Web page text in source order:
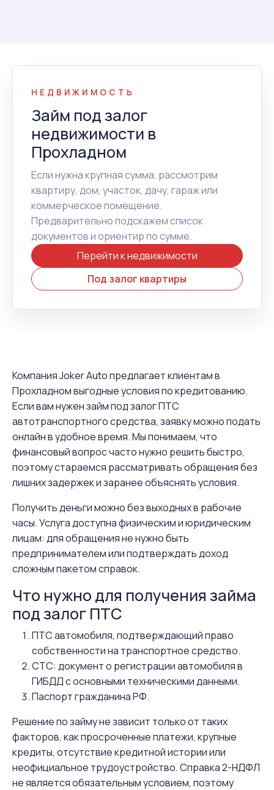
НЕДВИЖИМОСТЬ
Займ под залог
недвижимости в
Прохладном
Если нужна крупная сумма, рассмотрим
квартиру, дом, участок, дачу, гараж или
коммерческое помещение.
Предварительно подскажем список
документов и ориентир по сумме.
Перейти к недвижимости
Под залог квартиры
Компания Joker Auto предлагает клиентам в
Прохладном выгодные условия по кредитованию.
Если вам нужен займ под залог ПТС
автотранспортного средства, заявку можно подать
онлайн в удобное время. Мы понимаем, что
финансовый вопрос часто нужно решить быстро,
поэтому стараемся рассматривать обращения без
лишних задержек и заранее объяснять условия.
Получить деньги можно без выходных в рабочие
часы. Услуга доступна физическим и юридическим
лицам: для обращения не нужно быть
предпринимателем или подтверждать доход
сложным пакетом справок.
Что нужно для получения займа
под залог ПТС
ПТС автомобиля, подтверждающий право
собственности на транспортное средство.
СТС: документ о регистрации автомобиля в
ГИБДД с основными техническими данными.
Паспорт гражданина РФ.
Решение по займу не зависит только от таких
факторов, как просроченные платежи, крупные
кредиты, отсутствие кредитной истории или
неофициальное трудоустройство. Справка 2-НДФЛ
не является обязательным условием, поэтому